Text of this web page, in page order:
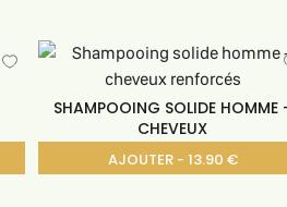
SHAMPOOING SOLIDE HOMME
CHEVEUX
AJOUTER - 13.90 €